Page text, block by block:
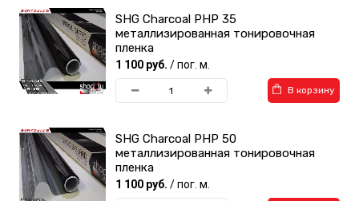
SHG Charcoal PHP 35
металлизированная тонировочная
пленка
1 100 руб. / пог. м.
В корзину
SHG Charcoal PHP 50
металлизированная тонировочная
пленка
1 100 руб. / пог. м.